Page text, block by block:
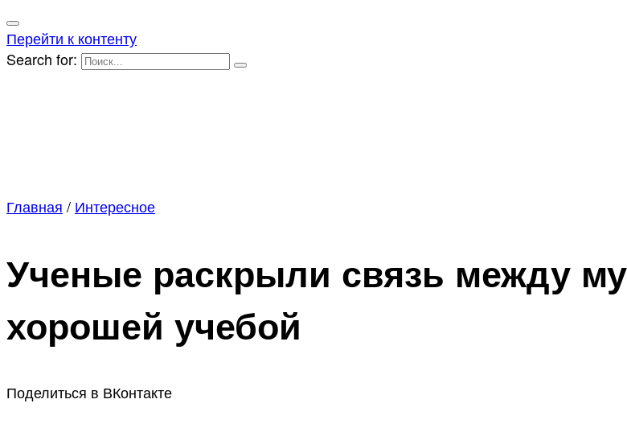
Перейти к контенту
Search for:
Главная / Интересное
Ученые раскрыли связь между
хорошей учебой
Поделиться в ВКонтакте